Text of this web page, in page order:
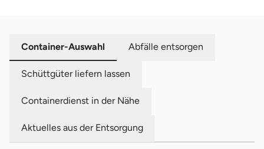
Container-Auswahl Abfälle entsorgen
Schüttgüter liefern lassen
Containerdienst in der Nähe
Aktuelles aus der Entsorgung